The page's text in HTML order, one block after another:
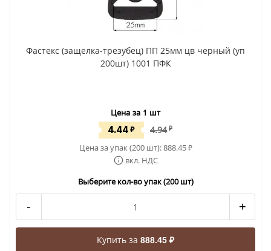
Фастекс (защелка-трезубец) ПП 25мм цв черный (уп
200шт) 1001 ПФК
Цена за 1 шт
4.44₽ 4.94 ₽
Цена за упак (200 шт):888.45₽
вкл. НДС
Выберите кол-во упак (200 шт)
- +
Купить за 888.45 ₽